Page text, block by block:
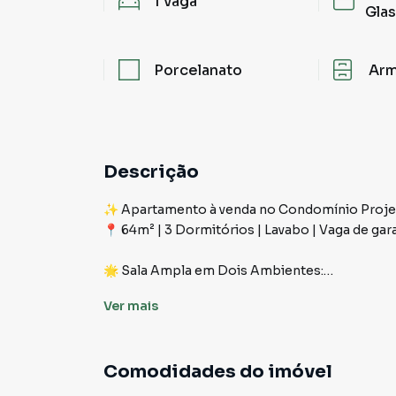
Porcelanato
Descrição
✨ Apartamento à venda no Condomínio
📍 64m² | 3 Dormitórios | Lavabo | Vaga de
🌟 Sala Ampla em Dois Ambientes:
oferece conforto e sofisticação em cada
🌇 Sacada Envidraçada:
Ver mais
Comodidades do imóvel